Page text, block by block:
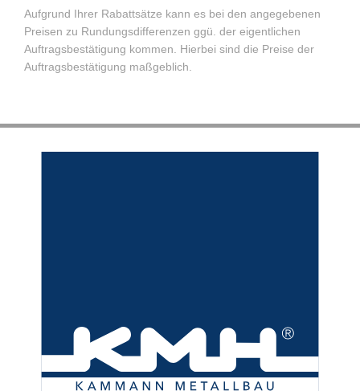
Aufgrund Ihrer Rabattsätze kann es bei den angegebenen
Preisen zu Rundungsdifferenzen ggü. der eigentlichen
Auftragsbestätigung kommen. Hierbei sind die Preise der
Auftragsbestätigung maßgeblich.